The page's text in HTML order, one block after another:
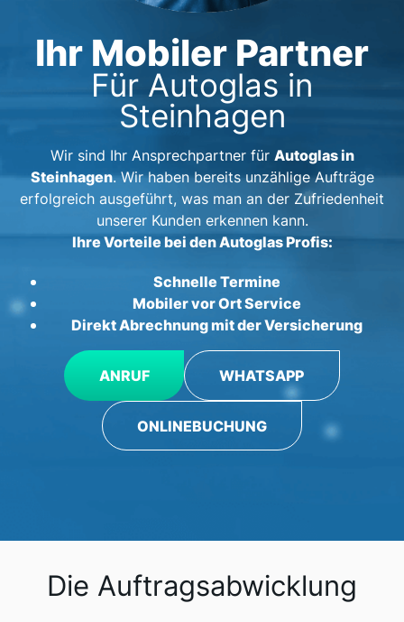
Ihr Mobiler Partner
Für Autoglas in
Steinhagen
Wir sind Ihr Ansprechpartner für Autoglas in
Steinhagen. Wir haben bereits unzählige Aufträge
erfolgreich ausgeführt, was man an der Zufriedenheit
unserer Kunden erkennen kann.
Ihre Vorteile bei den Autoglas Profis:
Schnelle Termine
Mobiler vor Ort Service
Direkt Abrechnung mit der Versicherung
ANRUF WHATSAPP
ONLINEBUCHUNG
Die Auftragsabwicklung